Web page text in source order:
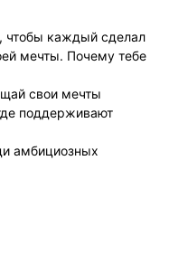
чтобы каждый сделал
мечты. Почему тебе
свои мечты
поддерживают
амбициозных